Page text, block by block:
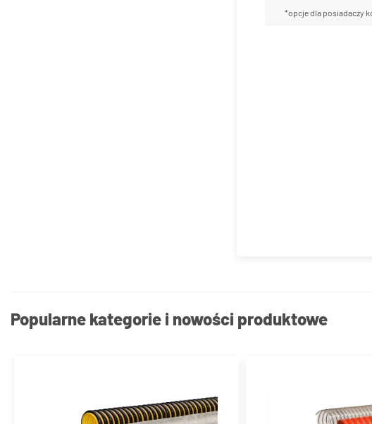
*opcje dla posiadaczy
Popularne kategorie i nowości produktowe